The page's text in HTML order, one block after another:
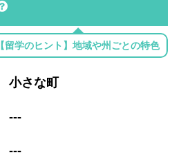
【留学のヒント】地域や州ごとの特色
小さな町
---
---